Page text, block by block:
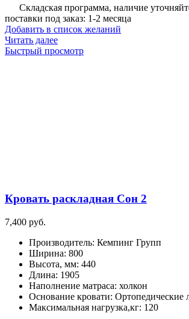
Складская программа, наличие
поставки под заказ: 1-2 месяца
Добавить в список желаний
Читать далее
Быстрый просмотр
Кровать раскладная Сон 2
7,400 руб.
Производитель: Кемпинг Групп
Ширина: 800
Высота, мм: 440
Длина: 1905
Наполнение матраса: холкон
Основание кровати: Ортопедические
Максимальная нагрузка,кг: 120